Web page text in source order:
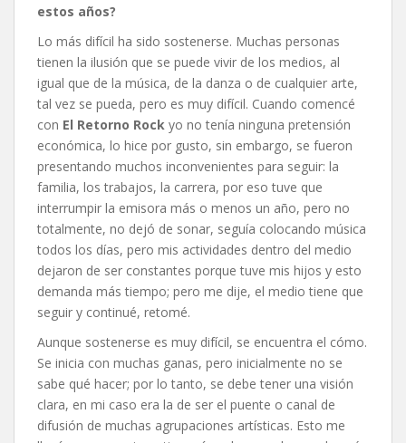
estos años?
Lo más difícil ha sido sostenerse. Muchas personas
tienen la ilusión que se puede vivir de los medios, al
igual que de la música, de la danza o de cualquier arte,
tal vez se pueda, pero es muy difícil. Cuando comencé
con El Retorno Rock yo no tenía ninguna pretensión
económica, lo hice por gusto, sin embargo, se fueron
presentando muchos inconvenientes para seguir: la
familia, los trabajos, la carrera, por eso tuve que
interrumpir la emisora más o menos un año, pero no
totalmente, no dejó de sonar, seguía colocando música
todos los días, pero mis actividades dentro del medio
dejaron de ser constantes porque tuve mis hijos y esto
demanda más tiempo; pero me dije, el medio tiene que
seguir y continué, retomé.
Aunque sostenerse es muy difícil, se encuentra el cómo.
Se inicia con muchas ganas, pero inicialmente no se
sabe qué hacer; por lo tanto, se debe tener una visión
clara, en mi caso era la de ser el puente o canal de
difusión de muchas agrupaciones artísticas. Esto me